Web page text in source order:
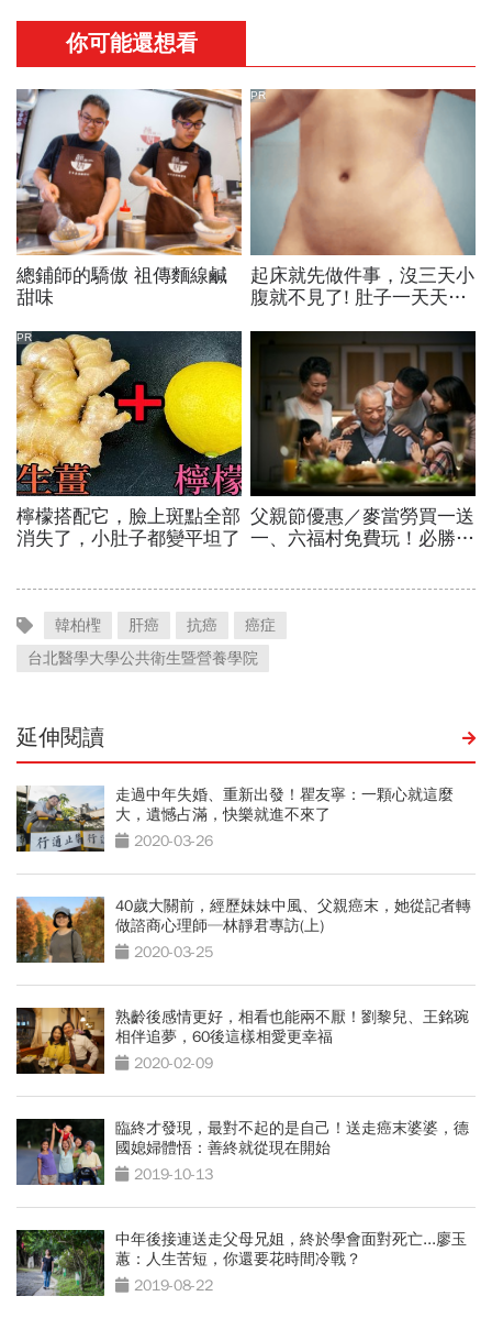
韓柏檉 肝癌 抗癌
癌症
台北醫學大學公共衛生暨營養學院
延伸閱讀
走過中年失婚、重新出發！瞿友寧：一顆心就這麼
大，遺憾占滿，快樂就進不來了
2020-03-26
40歲大關前，經歷妹妹中風、父親癌末，她從記者轉
做諮商心理師─林靜君專訪(上)
2020-03-25
熟齡後感情更好，相看也能兩不厭！劉黎兒、王銘琬
相伴追夢，60後這樣相愛更幸福
2020-02-09
臨終才發現，最對不起的是自己！送走癌末婆婆，德
國媳婦體悟：善終就從現在開始
2019-10-13
中年後接連送走父母兄姐，終於學會面對死亡...廖玉
蕙：人生苦短，你還要花時間冷戰？
2019-08-22